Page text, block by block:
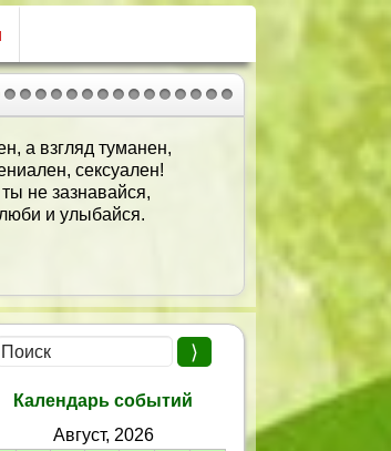
а взгляд туманен,
сексуален!
не зазнавайся,
и улыбайся.
Календарь событий
Август, 2026